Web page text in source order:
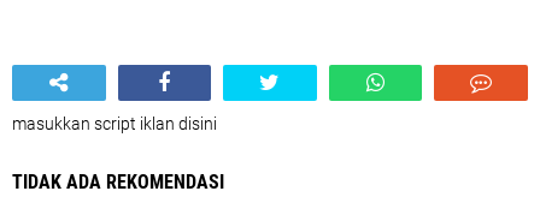
masukkan script iklan disini
TIDAK ADA REKOMENDASI